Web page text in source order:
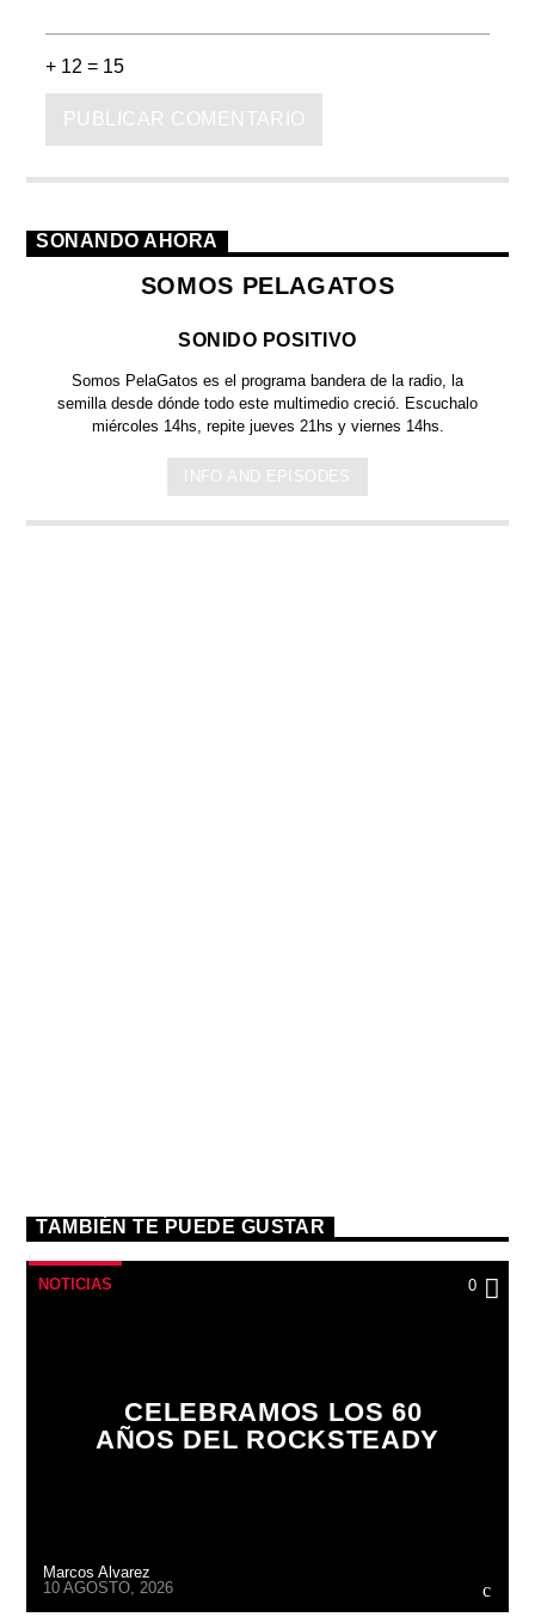
+ 12 = 15
SONANDO AHORA
SOMOS PELAGATOS
SONIDO POSITIVO
Somos PelaGatos es el programa bandera de la radio, la
semilla desde dónde todo este multimedio creció. Escuchalo
miércoles 14hs, repite jueves 21hs y viernes 14hs.
INFO AND EPISODES
TAMBIÉN TE PUEDE GUSTAR
NOTICIAS 0
CELEBRAMOS LOS 60
AÑOS DEL ROCKSTEADY
Marcos Alvarez
10 AGOSTO, 2026